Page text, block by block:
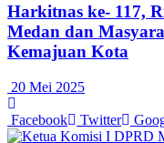
Harkitnas ke- 117,
Medan dan
Kemajuan Kota
20 Mei 2025
Facebook Twitter